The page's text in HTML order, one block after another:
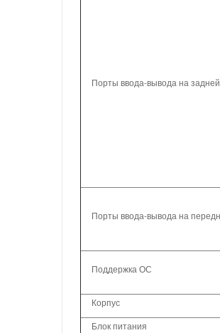
Порты ввода-вывода на
Порты ввода-вывода на
Поддержка ОС
Корпус
Блок питания